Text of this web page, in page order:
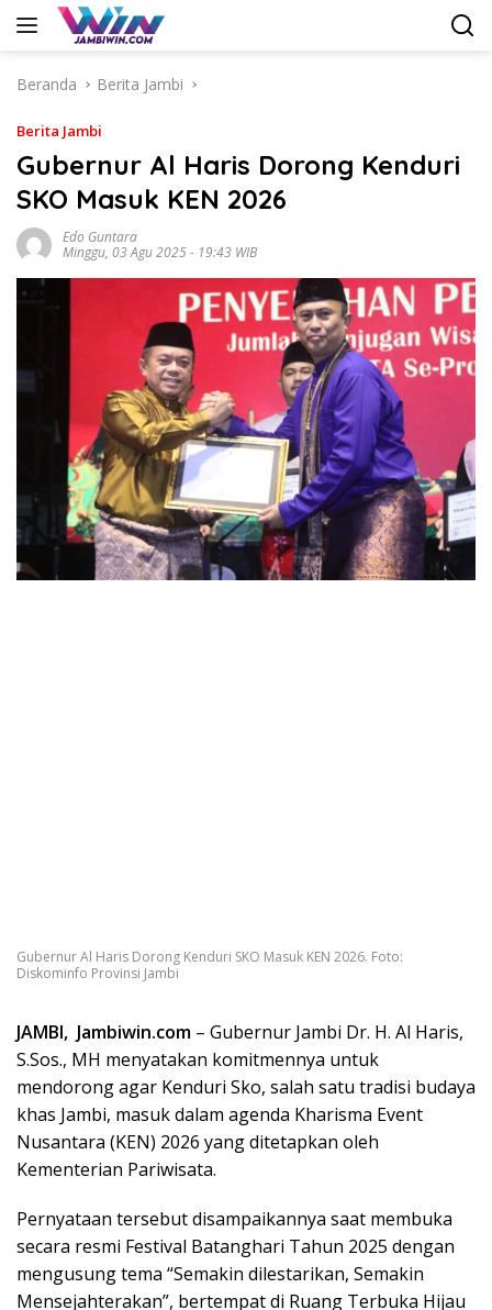
Langsung
Beranda
Berita Jambi
Berita Jambi
Gubernur Al Haris Dorong Kenduri
SKO Masuk KEN 2026
Edo Guntara
Minggu, 03 Agu 2025 - 19:43 WIB
Gubernur Al Haris Dorong Kenduri SKO Masuk KEN 2026. Foto:
Diskominfo Provinsi Jambi
JAMBI, Jambiwin.com – Gubernur Jambi Dr. H. Al Haris,
S.Sos., MH menyatakan komitmennya untuk
mendorong agar Kenduri Sko, salah satu tradisi budaya
khas Jambi, masuk dalam agenda Kharisma Event
Nusantara (KEN) 2026 yang ditetapkan oleh
Kementerian Pariwisata.
Pernyataan tersebut disampaikannya saat membuka
secara resmi Festival Batanghari Tahun 2025 dengan
mengusung tema “Semakin dilestarikan, Semakin
Mensejahterakan”, bertempat di Ruang Terbuka Hijau